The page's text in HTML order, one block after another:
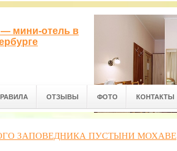
— мини-отель в
ОТЗЫВЫ ФОТО КОНТАКТЫ
ЗАПОВЕДНИКА ПУСТЫНИ МОХАВЕ